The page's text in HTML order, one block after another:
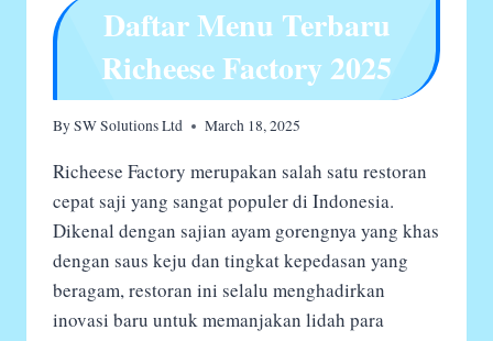
Daftar Menu Terbaru
Richeese Factory 2025
BySW Solutions Ltd March 18, 2025
Richeese Factory merupakan salah satu restoran
cepat saji yang sangat populer di Indonesia.
Dikenal dengan sajian ayam gorengnya yang khas
dengan saus keju dan tingkat kepedasan yang
beragam, restoran ini selalu menghadirkan
inovasi baru untuk memanjakan lidah para